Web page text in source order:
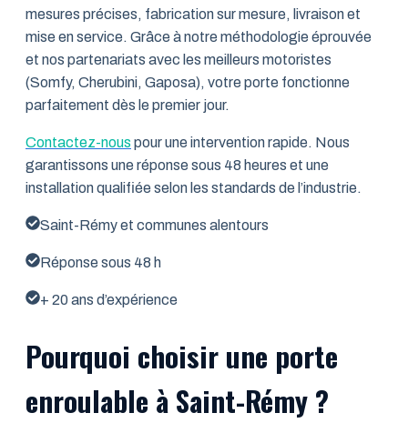
mesures précises, fabrication sur mesure, livraison et
mise en service. Grâce à notre méthodologie éprouvée
et nos partenariats avec les meilleurs motoristes
(Somfy, Cherubini, Gaposa), votre porte fonctionne
parfaitement dès le premier jour.
Contactez-nous pour une intervention rapide. Nous
garantissons une réponse sous 48 heures et une
installation qualifiée selon les standards de l’industrie.
Saint-Rémy et communes alentours
Réponse sous 48 h
+ 20 ans d’expérience
Pourquoi choisir une porte
enroulable à Saint-Rémy ?